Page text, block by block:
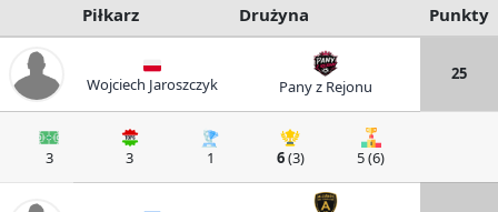
Piłkarz Drużyna Punkty
Wojciech Jaroszczyk Pany z Rejonu
25
3 3 1 6(3) 5 (6)